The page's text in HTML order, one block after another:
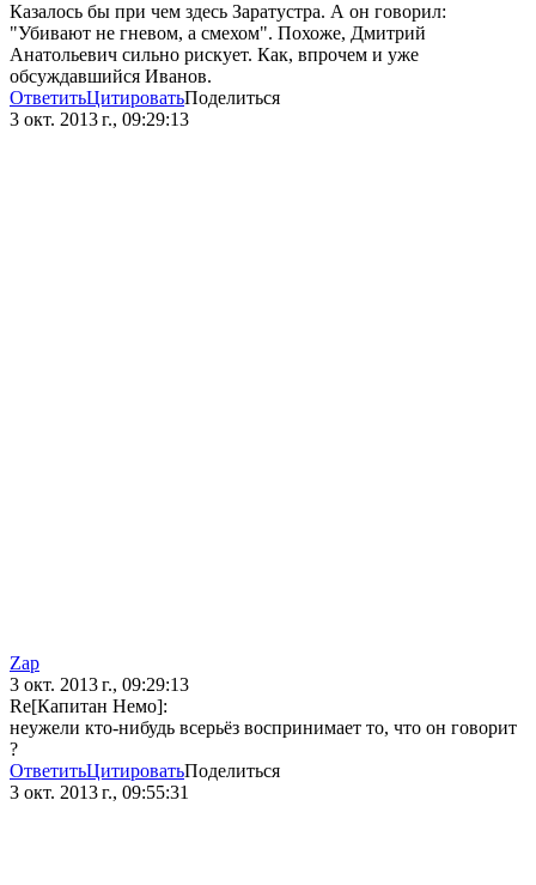
Казалось бы при чем здесь Заратустра. А он говорил:
"Убивают не гневом, а смехом". Похоже, Дмитрий
Анатольевич сильно рискует. Как, впрочем и уже
обсуждавшийся Иванов.
ОтветитьЦитироватьПоделиться
3 окт. 2013 г., 09:29:13
Zap
3 окт. 2013 г., 09:29:13
Re[Капитан Немо]:
неужели кто-нибудь всерьёз воспринимает то, что он говорит
?
ОтветитьЦитироватьПоделиться
3 окт. 2013 г., 09:55:31